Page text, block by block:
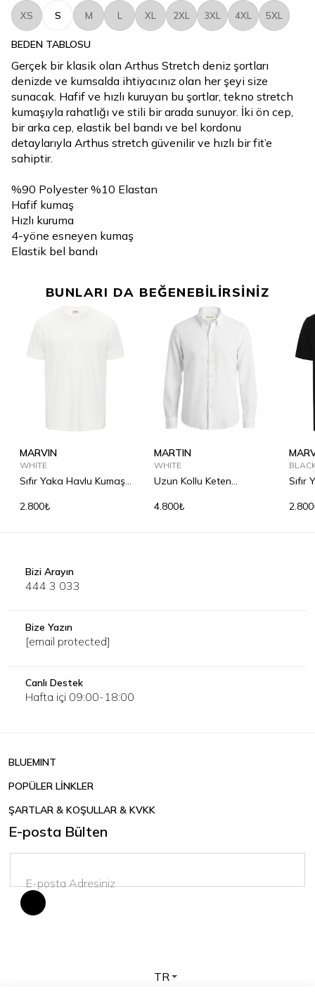
XS S M L XL 2XL 3XL 4XL 5XL
BEDEN TABLOSU
Gerçek bir klasik olan Arthus Stretch deniz şortları
denizde ve kumsalda ihtiyacınız olan her şeyi size
sunacak. Hafif ve hızlı kuruyan bu şortlar, tekno stretch
kumaşıyla rahatlığı ve stili bir arada sunuyor. İki ön cep,
bir arka cep, elastik bel bandı ve bel kordonu
detaylarıyla Arthus stretch güvenilir ve hızlı bir fit’e
sahiptir.
%90 Polyester %10 Elastan
Hafif kumaş
Hızlı kuruma
4-yöne esneyen kumaş
Elastik bel bandı
BUNLARI DA BEĞENEBİLİRSİNİZ
MARVIN
WHITE
Sıfır Yaka Havlu Kumaş
2.800₺
MARTIN
WHITE
Uzun Kollu Keten
4.800₺
Sıfır
Bizi Arayın
444 3 033
Bize Yazın
[email protected]
Canlı Destek
Hafta içi 09:00-18:00
BLUEMINT
POPÜLER LİNKLER
ŞARTLAR & KOŞULLAR & KVKK
E-posta Bülten
TR